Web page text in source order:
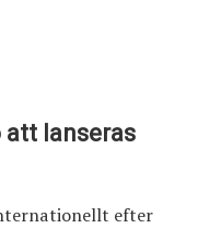
att lanseras
efter